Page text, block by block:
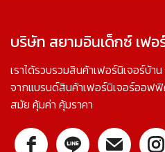
บริษัท สยามอินเด็กซ์ เฟอ
เราได้รวบรวมสินค้าเฟอร์นิเจอร์บ้
จากแบรนด์สินค้าเฟอร์นิเจอร์ออ
สมัย คุ้มค่า คุ้มราคา